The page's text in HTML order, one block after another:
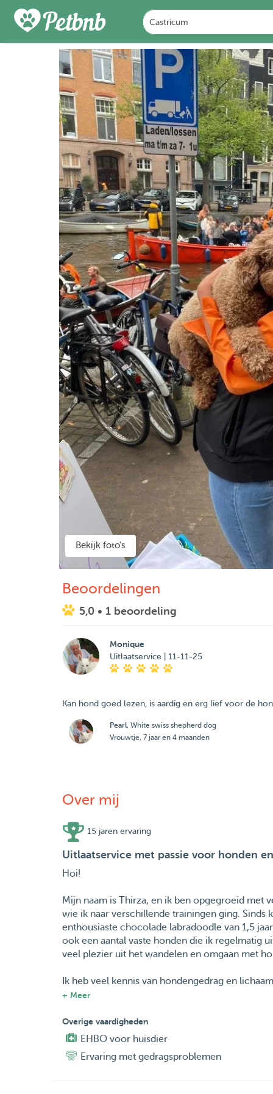
FOTO'S BEOORDELINGEN
Bekijk foto's
Beoordelingen
5,0 • 1 beoordeling
Monique
Uitlaatservice | 11-11-25
Kan hond goed lezen, is aardig en erg lief voor de
Pearl, White swiss shepherd dog
Vrouwtje, 7 jaar en 4 maanden
Over mij
15 jaren ervaring
Uitlaatservice met passie voor honden
Hoi!
Mijn naam is Thirza, en ik ben opgegroeid met
wie ik naar verschillende trainingen ging.
enthousiaste chocolade labradoodle van 1,5
ook een aantal vaste honden die ik regelmatig
veel plezier uit het wandelen en omgaan met
Ik heb veel kennis van hondengedrag en
heeft en hoe ik hem of haar het beste kan
ze de aandacht en rust krijgen die ze verdienen.
Of het nu gaat om een energieke wandeling
volledig aan op het karakter en de behoeften
+ Meer
Overige vaardigheden
EHBO voor huisdier
Ervaring met gedragsproblemen